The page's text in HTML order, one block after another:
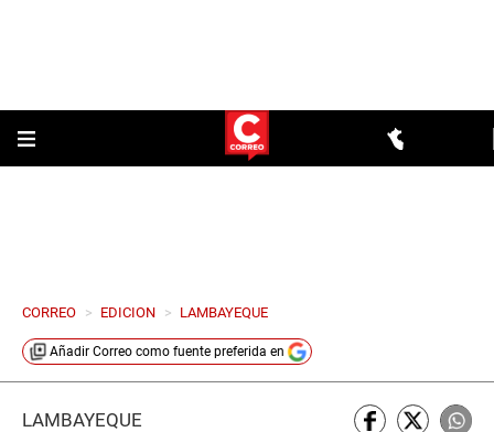
CORREO > EDICION > LAMBAYEQUE
Añadir Correo como fuente preferida en
LAMBAYEQUE